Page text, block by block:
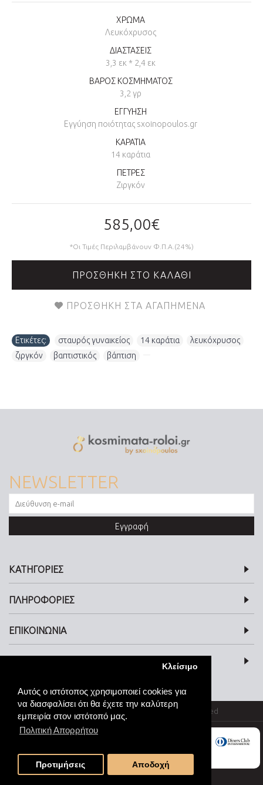
Αυτός ο ιστότοπος χρησιμοποιεί cookies για
να διασφαλίσει ότι θα έχετε την καλύτερη
εμπειρία στον ιστότοπό μας.
Πολιτική Απορρήτου
Κλείσιμο
Προτιμήσεις Αποδοχή
ΧΡΩΜΑ
Λευκόχρυσος
ΔΙΑΣΤΑΣΕΙΣ
3,3 εκ * 2,4 εκ
ΒΑΡΟΣ ΚΟΣΜΗΜΑΤΟΣ
3,2 γρ
ΕΓΓΥΗΣΗ
Εγγύηση ποιότητας sxoinopoulos.gr
ΚΑΡΑΤΙΑ
14 καράτια
ΠΕΤΡΕΣ
Ζιργκόν
585,00€
*Οι Τιμές Περιλαμβάνουν Φ.Π.Α.(24%)
ΠΡΟΣΘΉΚΗ ΣΤΟ ΚΑΛΆΘΙ
ΠΡΟΣΘΉΚΗ ΣΤΑ ΑΓΑΠΗΜΈΝΑ
Ετικέτες: σταυρός γυναικείος 14 καράτια λευκόχρυσος
ζιργκόν
βαπτιστικός βάπτιση
NEWSLETTER
Εγγραφή
ΚΑΤΗΓΟΡΙΕΣ
ΠΛΗΡΟΦΟΡΙΕΣ
ΕΠΙΚΟΙΝΩΝΙΑ
© kosmimata-roloi.gr Jewellery. All rights reserved